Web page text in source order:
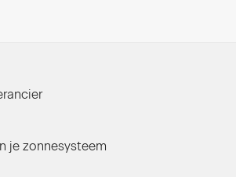
je zonnesysteem